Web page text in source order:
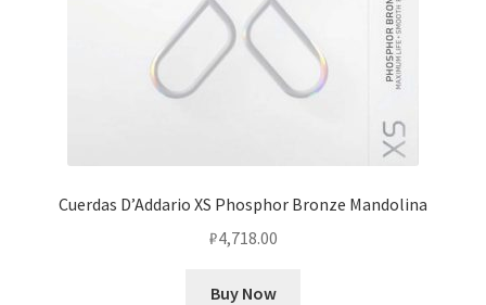
Cuerdas D’Addario XS Phosphor Bronze Mandolina
₽4,718.00
Buy Now